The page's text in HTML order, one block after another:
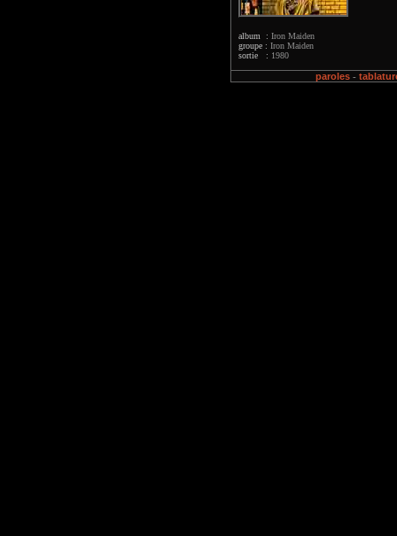
album : Iron Maiden
groupe : Iron Maiden
sortie : 1980
paroles -